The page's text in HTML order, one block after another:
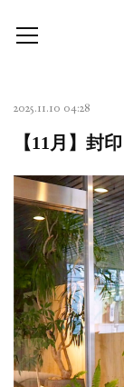
2025.11.10 04:28
【11月】封